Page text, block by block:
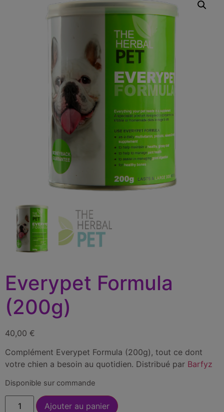
Everypet Formula
(200g)
40,00 €
Complément Everypet Formula (200g), tout ce dont
votre chien a besoin au quotidien. Distribué par Barfyz
Disponible sur commande
Ajouter au panier